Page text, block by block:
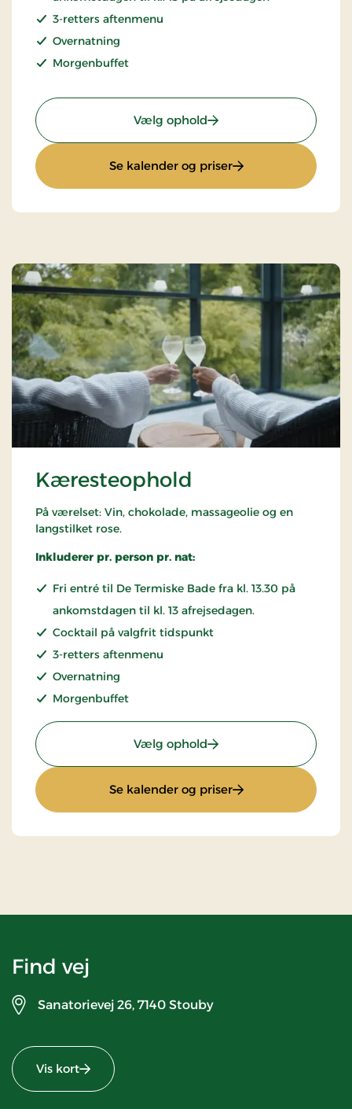
3-retters aftenmenu
Overnatning
Morgenbuffet
Vælg ophold: Spa ophold
Se kalender og priser: Spa ophold
Kæresteophold
På værelset: Vin, chokolade, massageolie og en
langstilket rose.
Inkluderer pr. person pr. nat:
Fri entré til De Termiske Bade fra kl. 13.30 på
ankomstdagen til kl. 13 afrejsedagen.
Cocktail på valgfrit tidspunkt
3-retters aftenmenu
Overnatning
Morgenbuffet
Vælg ophold: Kæresteophold
Se kalender og priser: Kæresteophold
Find vej
Sanatorievej 26, 7140 Stouby
Vis kort